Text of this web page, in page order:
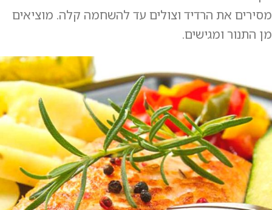
מסירים את הרדיד וצולים עד להשחמה קלה. מוציאים
מן התנור ומגישים.